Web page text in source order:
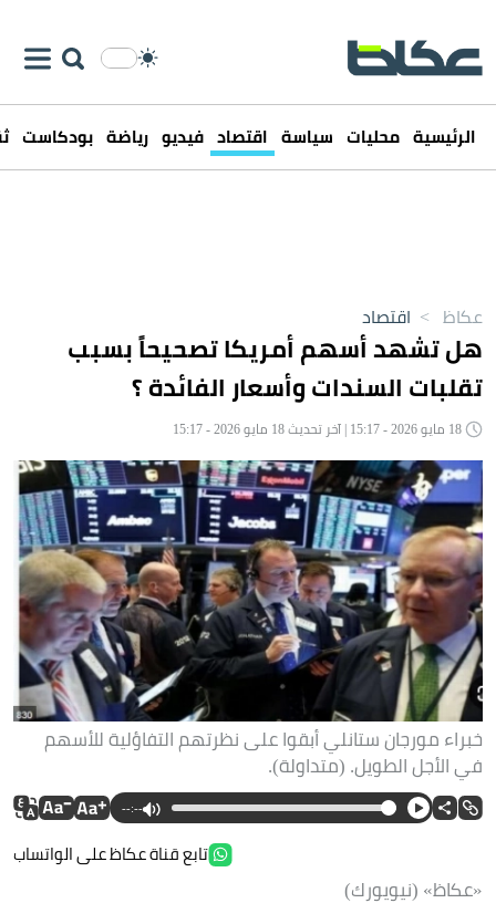
الرئيسية محليات سياسة اقتصاد فيديو رياضة بودكاست
عكاظ > اقتصاد
هل تشهد أسهم أمريكا تصحيحاً بسبب
تقلبات السندات وأسعار الفائدة ؟
خبراء مورجان ستانلي أبقوا على نظرتهم التفاؤلية للأسهم
في الأجل الطويل. (متداولة).
--:--
تابع قناة عكاظ على الواتساب
«عكاظ» (نيويورك)